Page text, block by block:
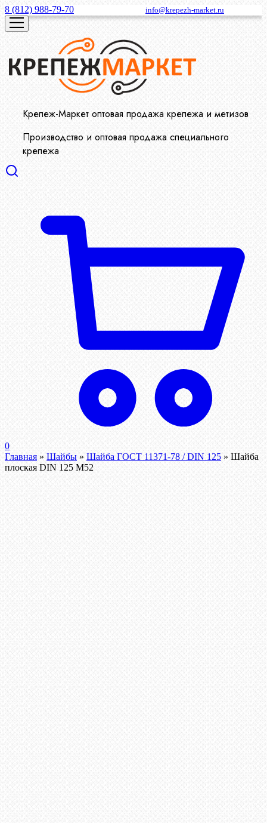
8 (812) 988-79-70 info@krepezh-market.ru
Крепеж-Маркет оптовая продажа крепежа и метизов
Производство и оптовая продажа специального
крепежа
0
Главная » Шайбы » Шайба ГОСТ 11371-78 / DIN 125 » Шайба
плоская DIN 125 М52